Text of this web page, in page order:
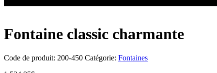
Fontaine classic charmante
Code de produit: 200-450 Catégorie: Fontaines